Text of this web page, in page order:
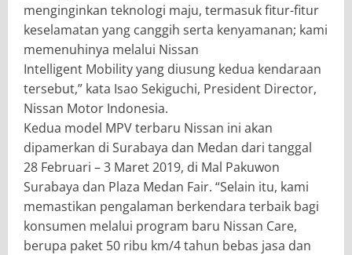
menginginkan teknologi maju, termasuk fitur-fitur
keselamatan yang canggih serta kenyamanan; kami
memenuhinya melalui Nissan
Intelligent Mobility yang diusung kedua kendaraan
tersebut,” kata Isao Sekiguchi, President Director,
Nissan Motor Indonesia.
Kedua model MPV terbaru Nissan ini akan
dipamerkan di Surabaya dan Medan dari tanggal
28 Februari – 3 Maret 2019, di Mal Pakuwon
Surabaya dan Plaza Medan Fair. “Selain itu, kami
memastikan pengalaman berkendara terbaik bagi
konsumen melalui program baru Nissan Care,
berupa paket 50 ribu km/4 tahun bebas jasa dan